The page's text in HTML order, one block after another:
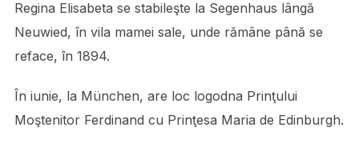
Regina Elisabeta se stabileşte la Segenhaus lângă
Neuwied, în vila mamei sale, unde rămâne până se
reface, în 1894.
În iunie, la München, are loc logodna Prinţului
Moştenitor Ferdinand cu Prinţesa Maria de Edinburgh.